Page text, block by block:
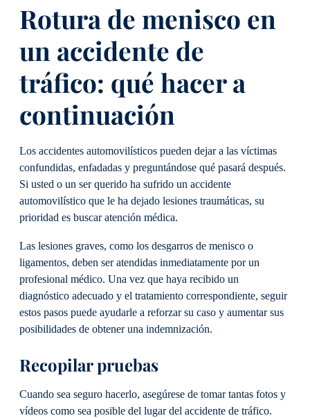
Rotura de menisco en
un accidente de
tráfico: qué hacer a
continuación
Los accidentes automovilísticos pueden dejar a las víctimas
confundidas, enfadadas y preguntándose qué pasará después.
Si usted o un ser querido ha sufrido un accidente
automovilístico que le ha dejado lesiones traumáticas, su
prioridad es buscar atención médica.
Las lesiones graves, como los desgarros de menisco o
ligamentos, deben ser atendidas inmediatamente por un
profesional médico. Una vez que haya recibido un
diagnóstico adecuado y el tratamiento correspondiente, seguir
estos pasos puede ayudarle a reforzar su caso y aumentar sus
posibilidades de obtener una indemnización.
Recopilar pruebas
Cuando sea seguro hacerlo, asegúrese de tomar tantas fotos y
vídeos como sea posible del lugar del accidente de tráfico.